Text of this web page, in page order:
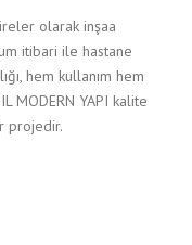
olarak inşaa
itibari ile hastane
hem kullanım hem
MODERN YAPI kalite
projedir.